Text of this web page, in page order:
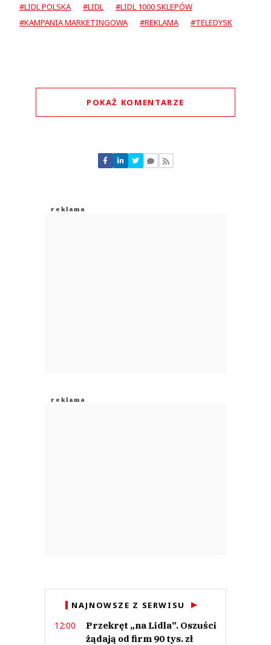
#LIDL POLSKA #LIDL
#LIDL 1000 SKLEPÓW
#KAMPANIA MARKETINGOWA
#REKLAMA #TELEDYSK
POKAŻ KOMENTARZE
Nie znaleziono komentarzy
Zostaw swoje komentarze
NAJNOWSZE Z SERWISU
12:00
Przekręt „na Lidla”. Oszuści
żądają od firm 90 tys. zł